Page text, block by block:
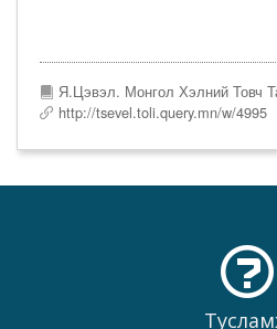
Я.Цэвэл. Монгол Хэлний Товч
http://tsevel.toli.query.mn/w/4995